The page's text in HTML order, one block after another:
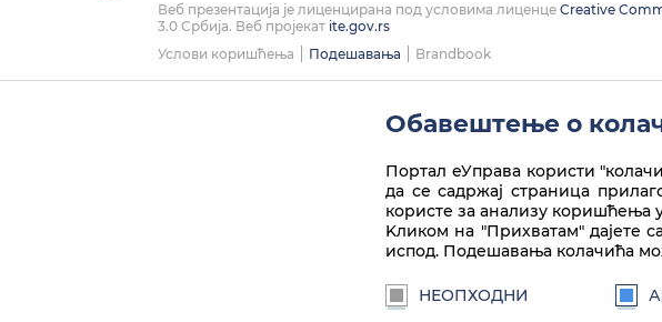
Веб презентација је лиценцирана под условима лиценце Creative
3.0 Србија. Веб пројекат ite.gov.rs
Услови коришћења
Подешавања Brandbook
Обавештење о
Портал еУправа користи
да се садржај страница
користе за анализу коришћења
Kликом на "Прихватам" дајете
испод. Подешавања колачића
НЕОПХОДНИ